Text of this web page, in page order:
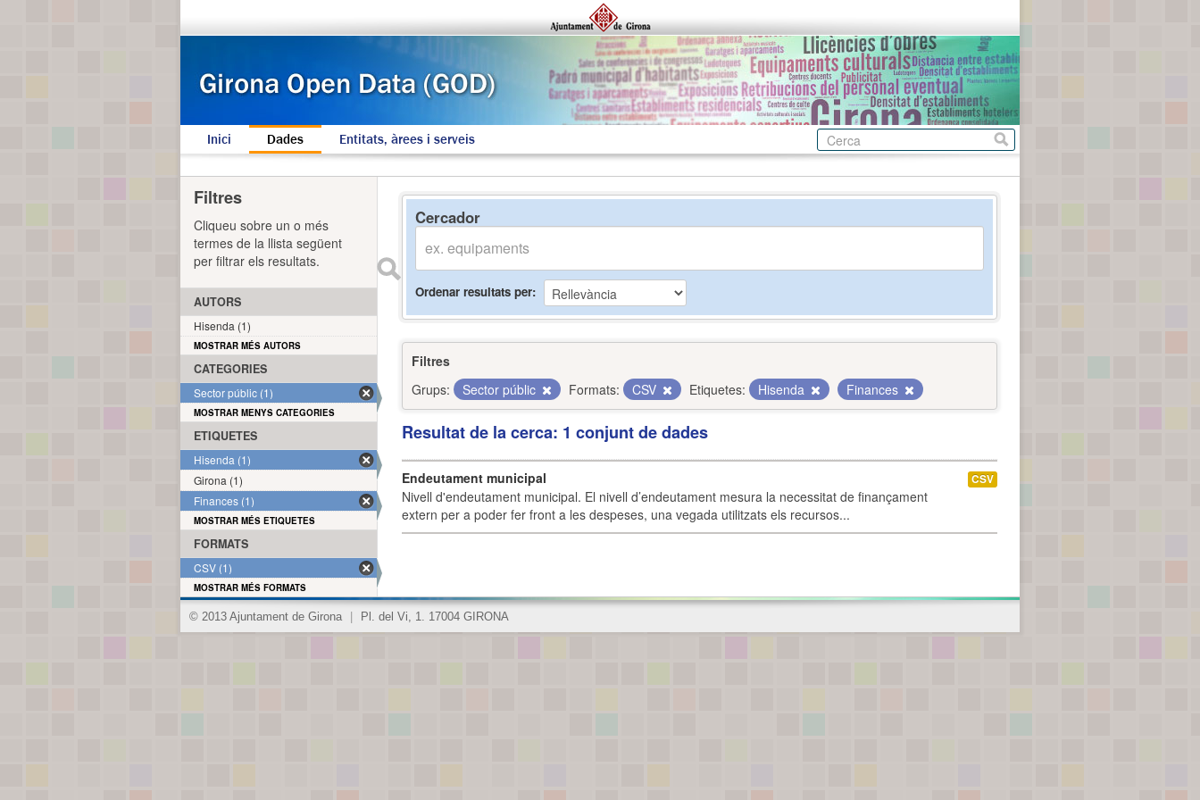
Inici Dades Entitats, àrees i serveis
Cercador
Ordenar resultats per
Filtres
Grups:
Sector públic Formats: CSV Etiquetes: Hisenda Finances
Resultat de la cerca: 1 conjunt de dades
Endeutament municipal
Nivell d'endeutament municipal. El nivell d’endeutament mesura la necessitat de finançament
extern per a poder fer front a les despeses, una vegada utilitzats els recursos...
CSV
Filtres
Cliqueu sobre un o més
termes de la llista següent
per filtrar els resultats.
AUTORS
Hisenda (1)
MOSTRAR MÉS AUTORS
CATEGORIES
Sector públic (1)
MOSTRAR MENYS CATEGORIES
ETIQUETES
Hisenda (1)
Girona (1)
Finances (1)
MOSTRAR MÉS ETIQUETES
FORMATS
CSV (1)
MOSTRAR MÉS FORMATS
© 2013 Ajuntament de Girona Pl. del Vi, 1. 17004 GIRONA